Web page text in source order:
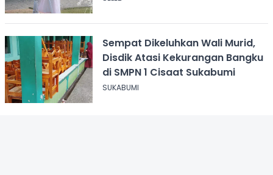
Sempat Dikeluhkan Wali Murid,
Disdik Atasi Kekurangan Bangku
di SMPN 1 Cisaat Sukabumi
SUKABUMI